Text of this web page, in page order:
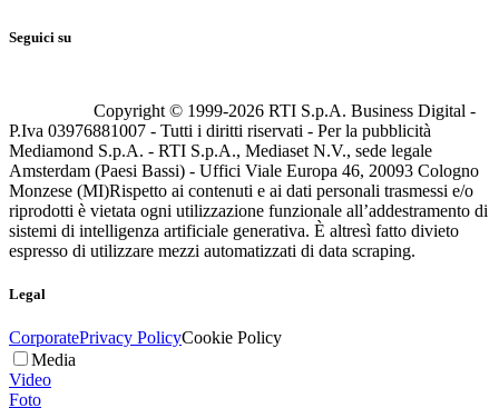
Seguici su
Copyright © 1999-2026 RTI S.p.A. Business Digital -
P.Iva 03976881007 - Tutti i diritti riservati - Per la pubblicità
Mediamond S.p.A. - RTI S.p.A., Mediaset N.V., sede legale
Amsterdam (Paesi Bassi) - Uffici Viale Europa 46, 20093 Cologno
Monzese (MI)Rispetto ai contenuti e ai dati personali trasmessi e/o
riprodotti è vietata ogni utilizzazione funzionale all’addestramento di
sistemi di intelligenza artificiale generativa. È altresì fatto divieto
espresso di utilizzare mezzi automatizzati di data scraping.
Legal
CorporatePrivacy PolicyCookie Policy
Media
Video
Foto